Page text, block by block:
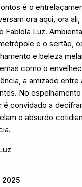
é o
ora aqui, ora
Fabíola Luz.
e o sertão,
e beleza
como o
a amizade entre
No
convidado a
o absurdo
2025